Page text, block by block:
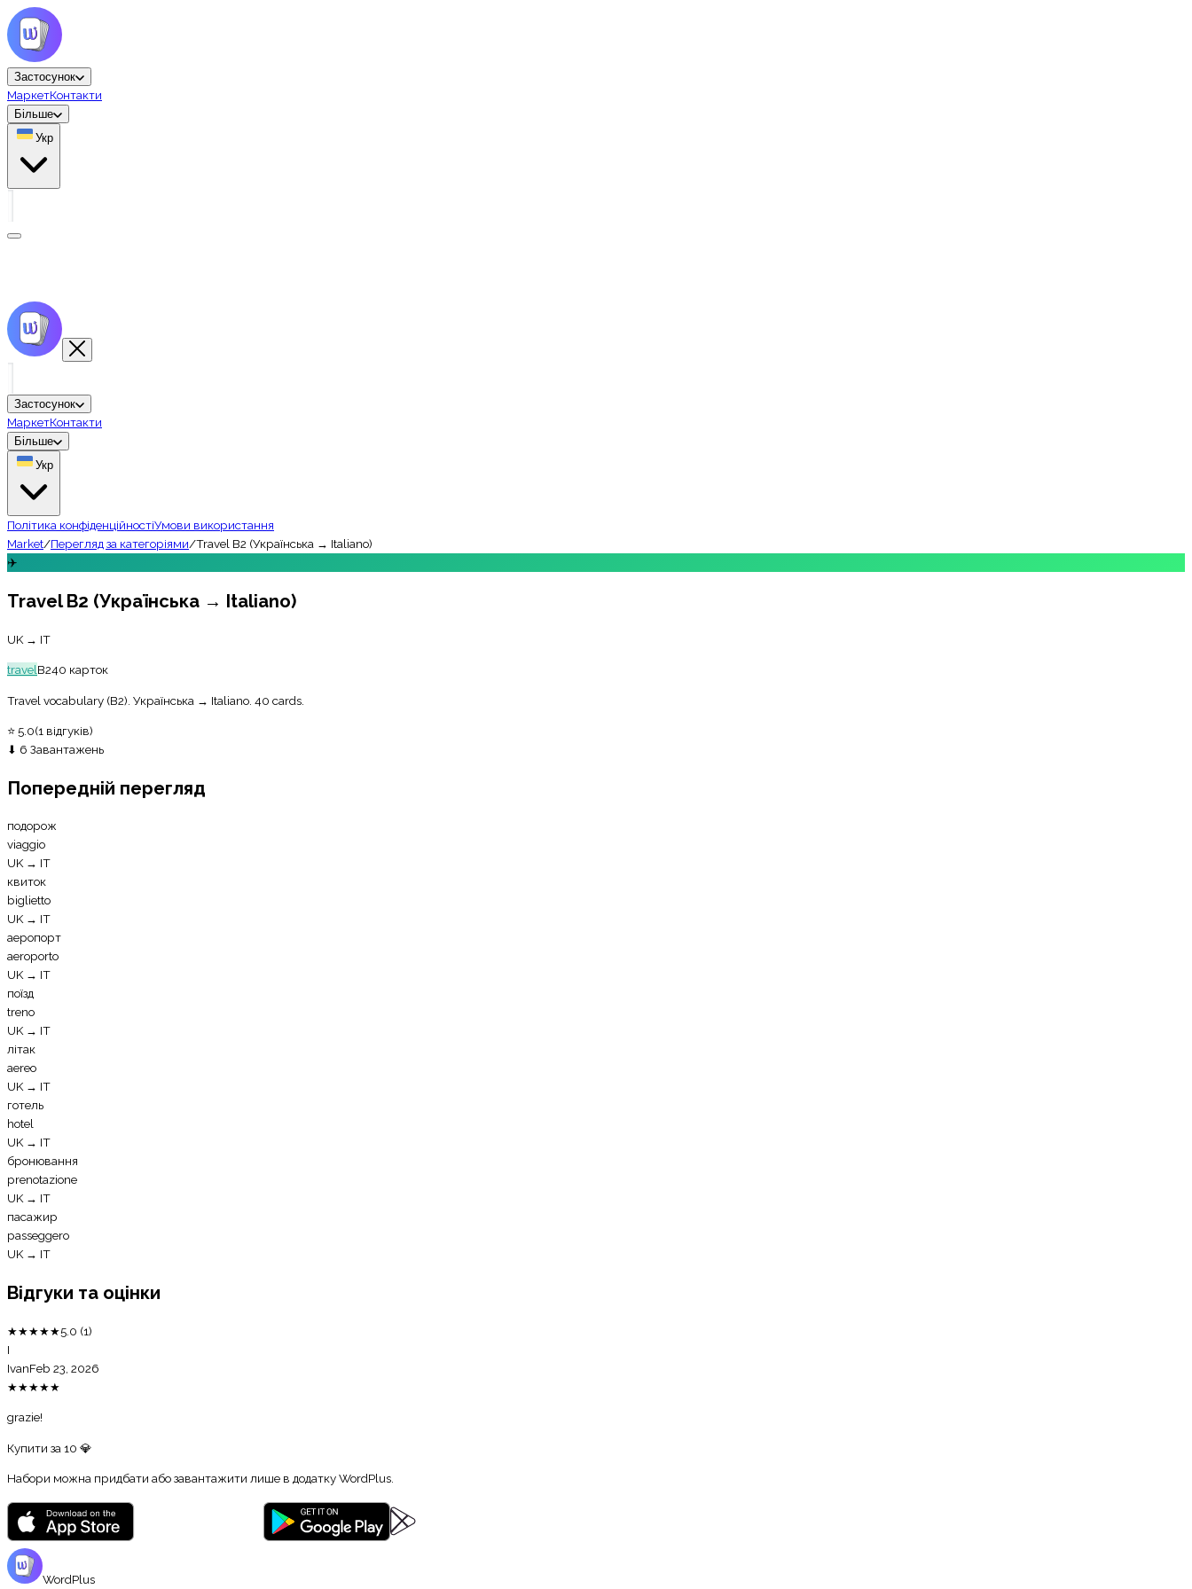
Застосунок
МаркетКонтакти
Більше
Укр
Застосунок
МаркетКонтакти
Більше
Укр
Політика конфіденційностіУмови використання
Market/Перегляд за категоріями/Travel B2 (Українська → Italiano)
✈️
Travel B2 (Українська → Italiano)
UK → IT
travelB240 карток
Travel vocabulary (B2). Українська → Italiano. 40 cards.
⭐5.0(1 відгуків)
⬇ 6 Завантажень
Попередній перегляд
подорож
viaggio
UK→ IT
квиток
biglietto
UK→ IT
аеропорт
aeroporto
UK→ IT
поїзд
treno
UK→ IT
літак
aereo
UK→ IT
готель
hotel
UK→ IT
бронювання
prenotazione
UK→ IT
пасажир
passeggero
UK→ IT
Відгуки та оцінки
★★★★★5.0 (1)
I
IvanFeb 23, 2026
★★★★★
grazie!
Купити за 10 💎
Набори можна придбати або завантажити лише в додатку WordPlus.
WordPlus